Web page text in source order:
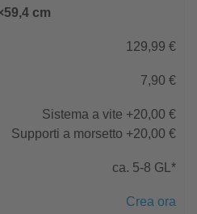
cm
129,99 €
7,90 €
Sistema a vite +20,00 €
Supporti a morsetto +20,00 €
ca. 5-8 GL*
Crea ora